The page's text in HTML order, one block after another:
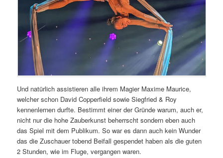
Und natürlich assistieren alle ihrem Magier Maxime Maurice,
welcher schon David Copperfield sowie Siegfried & Roy
kennenlernen durfte. Bestimmt einer der Gründe warum, auch er,
nicht nur die hohe Zauberkunst beherrscht sondern eben auch
das Spiel mit dem Publikum. So war es dann auch kein Wunder
das die Zuschauer tobend Beifall gespendet haben als die guten
2 Stunden, wie im Fluge, vergangen waren.